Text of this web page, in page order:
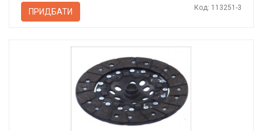
ПРИДБАТИ Код: 113251-3